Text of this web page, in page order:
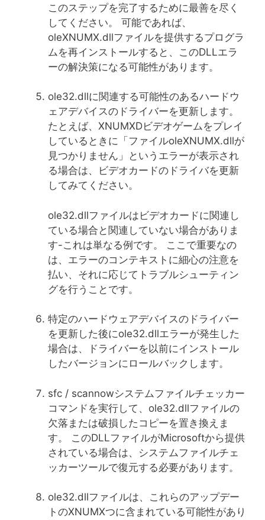
このステップを完了するために最善を尽く
してください。 可能であれば、
oleXNUMX.dllファイルを提供するプログラ
ムを再インストールすると、このDLLエラ
ーの解決策になる可能性があります。
ole32.dllに関連する可能性のあるハードウ
ェアデバイスのドライバーを更新します。
たとえば、XNUMXDビデオゲームをプレイ
しているときに「ファイルoleXNUMX.dllが
見つかりません」というエラーが表示され
る場合は、ビデオカードのドライバを更新
してみてください。
ole32.dllファイルはビデオカードに関連し
ている場合と関連していない場合がありま
す-これは単なる例です。 ここで重要なの
は、エラーのコンテキストに細心の注意を
払い、それに応じてトラブルシューティン
グを行うことです。
特定のハードウェアデバイスのドライバー
を更新した後にole32.dllエラーが発生した
場合は、ドライバーを以前にインストール
したバージョンにロールバックします。
sfc / scannowシステムファイルチェッカー
コマンドを実行して、ole32.dllファイルの
欠落または破損したコピーを置き換えま
す。 このDLLファイルがMicrosoftから提供
されている場合は、システムファイルチェ
ッカーツールで復元する必要があります。
ole32.dllファイルは、これらのアップデー
トのXNUMXつに含まれている可能性があり